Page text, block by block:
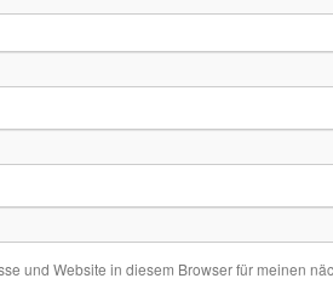
und Website in diesem Browser für meinen